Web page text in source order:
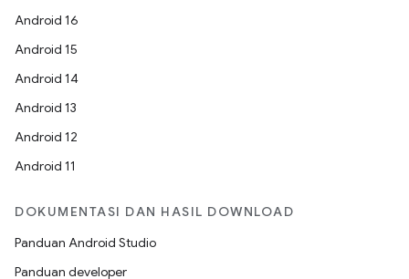
Android 16
Android 15
Android 14
Android 13
Android 12
Android 11
DOKUMENTASI DAN HASIL DOWNLOAD
Panduan Android Studio
Panduan developer